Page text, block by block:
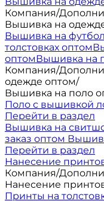
Компания/
Вышивка на
Вышивка на
толстовках оптом
оптомВышивка на
Компания/
одежде оптом/
Вышивка на поло
Поло с вышивкой
Перейти в раздел
Вышивка на
заказ оптом
Перейти в раздел
Нанесение
Компания/
Нанесение
Принты на